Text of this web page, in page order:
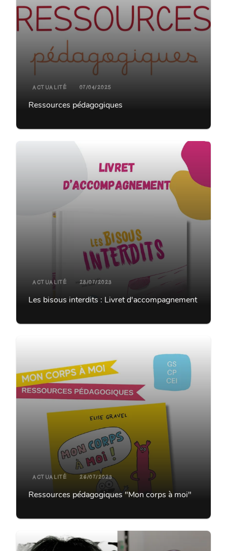
ACTUALITÉ 07/04/2025
Ressources pédagogiques
ACTUALITÉ 28/07/2023
Les bisous interdits : Livret d'accompagnement
ACTUALITÉ 26/07/2023
Ressources pédagogiques "Mon corps à moi"